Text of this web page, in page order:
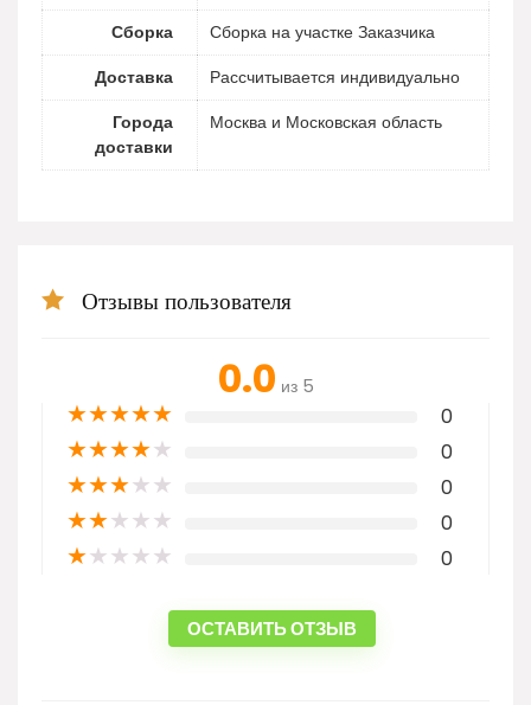
Сборка
Сборка на участке Заказчика
Доставка
Рассчитывается индивидуально
Города
доставки
Москва и Московская область
Отзывы пользователя
0.0 из 5
★★★★★ 0
★★★★★ 0
★★★★★ 0
★★★★★ 0
★★★★★ 0
ОСТАВИТЬ ОТЗЫВ